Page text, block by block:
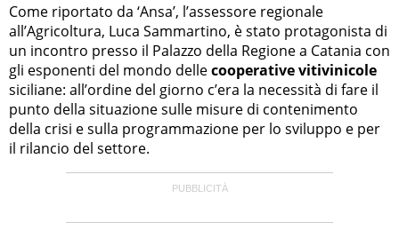
Come riportato da ‘Ansa’, l’assessore regionale
all’Agricoltura, Luca Sammartino, è stato protagonista di
un incontro presso il Palazzo della Regione a Catania con
gli esponenti del mondo dellecooperative vitivinicole
siciliane: all’ordine del giorno c’era la necessità di fare il
punto della situazione sulle misure di contenimento
della crisi e sulla programmazione per lo sviluppo e per
il rilancio del settore.